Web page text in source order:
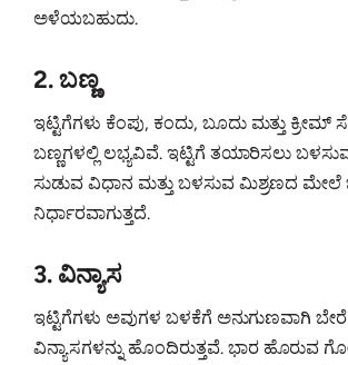
ಅಳೆಯಬಹುದು.
2. ಬಣ್ಣ
ಇಟ್ಟಿಗೆಗಳು ಕೆಂಪು, ಕಂದು, ಬೂದು ಮತ್ತು
ಬಣ್ಣಗಳಲ್ಲಿ ಲಭ್ಯವಿವೆ. ಇಟ್ಟಿಗೆ ತಯಾರಿಸಲು ಬಳಸುವ
ಸುಡುವ ವಿಧಾನ ಮತ್ತು ಬಳಸುವ ಮಿಶ್ರಣದ ಮೇಲೆ
ನಿರ್ಧಾರವಾಗುತ್ತದೆ.
3. ವಿನ್ಯಾಸ
ಇಟ್ಟಿಗೆಗಳು ಅವುಗಳ ಬಳಕೆಗೆ ಅನುಗುಣವಾಗಿ
ವಿನ್ಯಾಸಗಳನ್ನು ಹೊಂದಿರುತ್ತವೆ. ಭಾರ ಹೊರುವ